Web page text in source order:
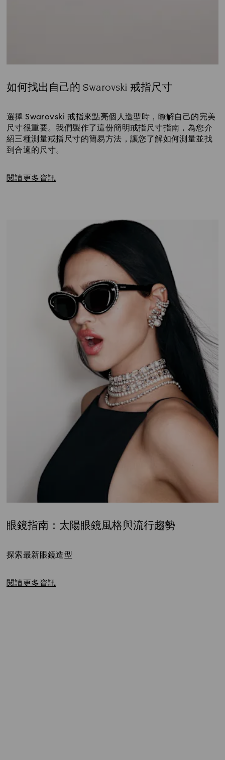
如何找出自己的 Swarovski 戒指尺寸
選擇 Swarovski 戒指來點亮個人造型時，瞭解自己的完美
尺寸很重要。我們製作了這份簡明戒指尺寸指南，為您介
紹三種測量戒指尺寸的簡易方法，讓您了解如何測量並找
到合適的尺寸。
閱讀更多資訊
眼鏡指南：太陽眼鏡風格與流行趨勢
探索最新眼鏡造型
閱讀更多資訊